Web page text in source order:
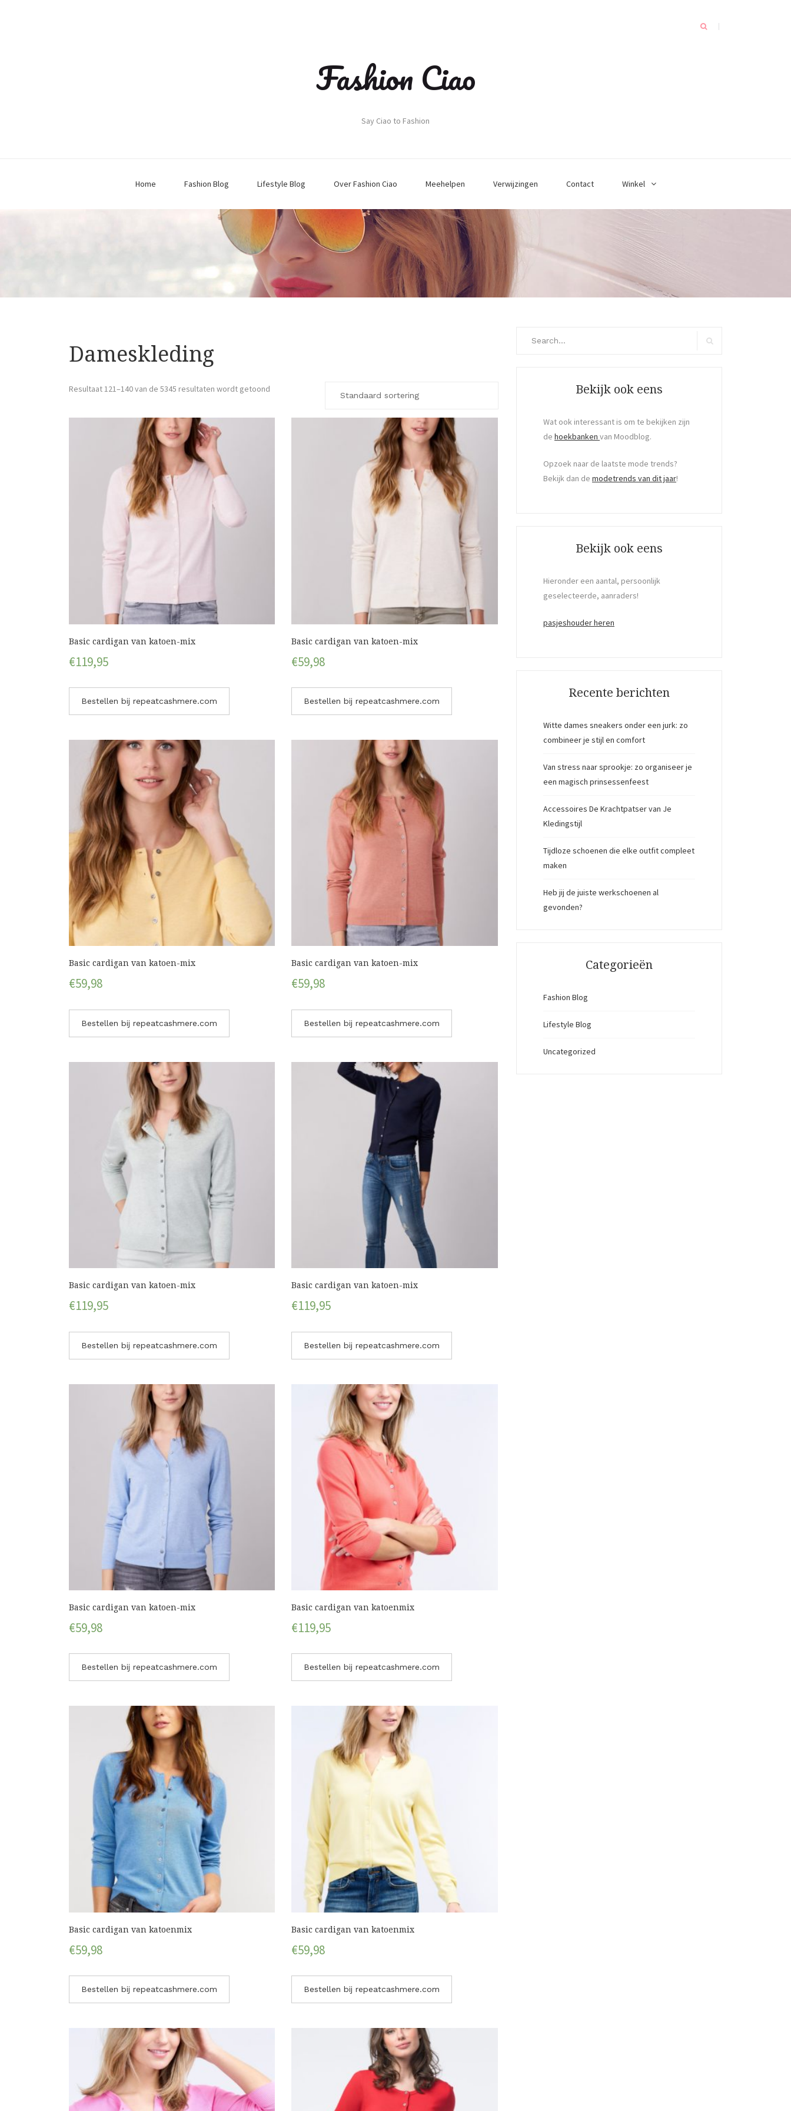
Fashion Ciao
Say Ciao to Fashion
Home Fashion Blog Lifestyle Blog Over Fashion Ciao Meehelpen Verwijzingen Contact Winkel
Dameskleding
Resultaat 121–140 van de 5345 resultaten wordt getoond
Basic cardigan van katoen-mix
€119,95
Bestellen bij repeatcashmere.com
Basic cardigan van katoen-mix
€59,98
Bestellen bij repeatcashmere.com
Basic cardigan van katoen-mix
€59,98
Bestellen bij repeatcashmere.com
Basic cardigan van katoen-mix
€59,98
Bestellen bij repeatcashmere.com
Basic cardigan van katoen-mix
€119,95
Bestellen bij repeatcashmere.com
Basic cardigan van katoen-mix
€119,95
Bestellen bij repeatcashmere.com
Basic cardigan van katoen-mix
€59,98
Bestellen bij repeatcashmere.com
Basic cardigan van katoenmix
€119,95
Bestellen bij repeatcashmere.com
Basic cardigan van katoenmix
€59,98
Bestellen bij repeatcashmere.com
Basic cardigan van katoenmix
€59,98
Bestellen bij repeatcashmere.com
Bekijk ook eens
Wat ook interessant is om te bekijken zijn
de hoekbanken van Moodblog.
Opzoek naar de laatste mode trends?
Bekijk dan de modetrends van dit jaar!
Bekijk ook eens
Hieronder een aantal, persoonlijk
geselecteerde, aanraders!
pasjeshouder heren
Recente berichten
Witte dames sneakers onder een jurk: zo
combineer je stijl en comfort
Van stress naar sprookje: zo organiseer je
een magisch prinsessenfeest
Accessoires De Krachtpatser van Je
Kledingstijl
Tijdloze schoenen die elke outfit compleet
maken
Heb jij de juiste werkschoenen al
gevonden?
Categorieën
Fashion Blog
Lifestyle Blog
Uncategorized